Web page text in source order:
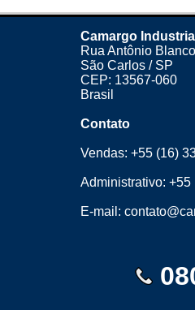
Camargo
Rua Antônio
São Carlos / SP
CEP: 13567-060
Brasil
Contato
Vendas:+55 (16)
Administrativo:+55
E-mail: